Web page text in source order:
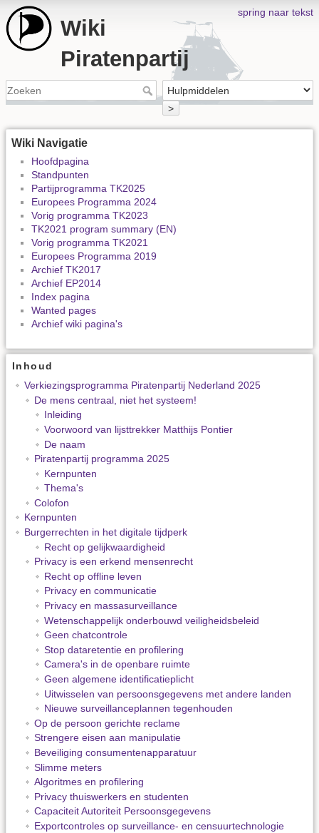
spring naar tekst
Wiki
Piratenpartij
>
Wiki Navigatie
Hoofdpagina
Standpunten
Partijprogramma TK2025
Europees Programma 2024
Vorig programma TK2023
TK2021 program summary (EN)
Vorig programma TK2021
Europees Programma 2019
Archief TK2017
Archief EP2014
Index pagina
Wanted pages
Archief wiki pagina's
Inhoud
Verkiezingsprogramma Piratenpartij Nederland 2025
De mens centraal, niet het systeem!
Inleiding
Voorwoord van lijsttrekker Matthijs Pontier
De naam
Piratenpartij programma 2025
Kernpunten
Thema's
Colofon
Kernpunten
Burgerrechten in het digitale tijdperk
Recht op gelijkwaardigheid
Privacy is een erkend mensenrecht
Recht op offline leven
Privacy en communicatie
Privacy en massasurveillance
Wetenschappelijk onderbouwd veiligheidsbeleid
Geen chatcontrole
Stop dataretentie en profilering
Camera's in de openbare ruimte
Geen algemene identificatieplicht
Uitwisselen van persoonsgegevens met andere landen
Nieuwe surveillanceplannen tegenhouden
Op de persoon gerichte reclame
Strengere eisen aan manipulatie
Beveiliging consumentenapparatuur
Slimme meters
Algoritmes en profilering
Privacy thuiswerkers en studenten
Capaciteit Autoriteit Persoonsgegevens
Exportcontroles op surveillance- en censuurtechnologie